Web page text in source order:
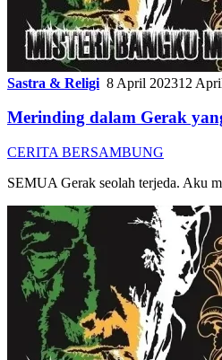
Sastra & Religi 8 April 202312
Merinding dalam Gerak
CERITA BERSAMBUNG
SEMUA Gerak seolah terjeda. Aku